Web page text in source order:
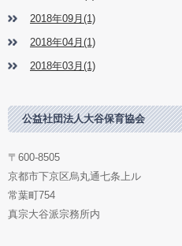
2018年09月(1)
2018年04月(1)
2018年03月(1)
公益社団法人大谷保育協会
〒600-8505
京都市下京区烏丸通七条上ル
常葉町754
真宗大谷派宗務所内